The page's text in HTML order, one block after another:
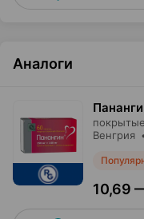
Аналоги
Венгрия
10,69